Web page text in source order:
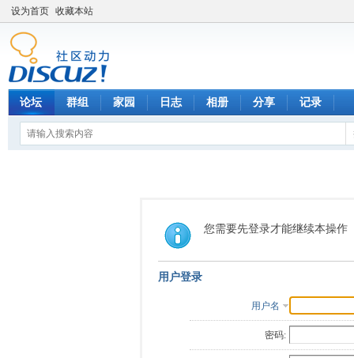
设为首页 收藏本站
论坛 群组 家园 日志 相册 分享 记录
您需要先登录才能继续本操作
用户登录
用户名
密码: